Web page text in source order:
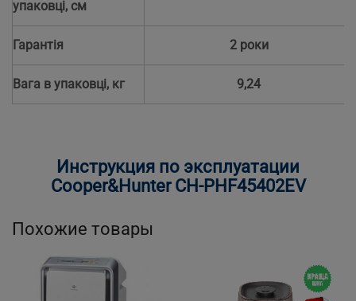
упаковці, см
Гарантія 2 роки
Вага в упаковці, кг 9,24
Инструкция по эксплуатации
Cooper&Hunter CH-PHF45402EV
Похожие товары